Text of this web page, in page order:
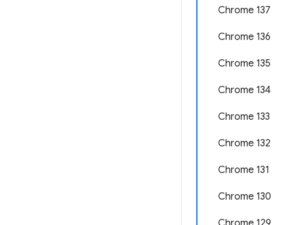
Chrome 137
Chrome 136
Chrome 135
Chrome 134
Chrome 133
Chrome 132
Chrome 131
Chrome 130